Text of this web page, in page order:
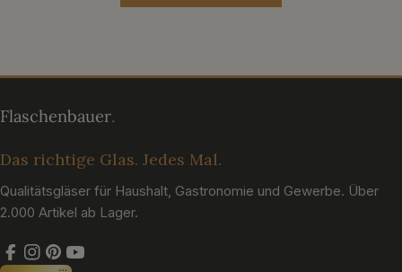
Das richtige Glas. Jedes Mal.
Qualitätsgläser für Haushalt, Gastronomie und Gewerbe. Über
2.000 Artikel ab Lager.
Facebook
Instagram
Pinterest
YouTube